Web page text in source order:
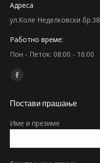
Адреса
ул.Коле Неделковски бр.38
Работно време:
Пон - Петок: 08:00 - 16:00
Find us on:
Facebook
opens
new
Постави прашање
Име и презиме